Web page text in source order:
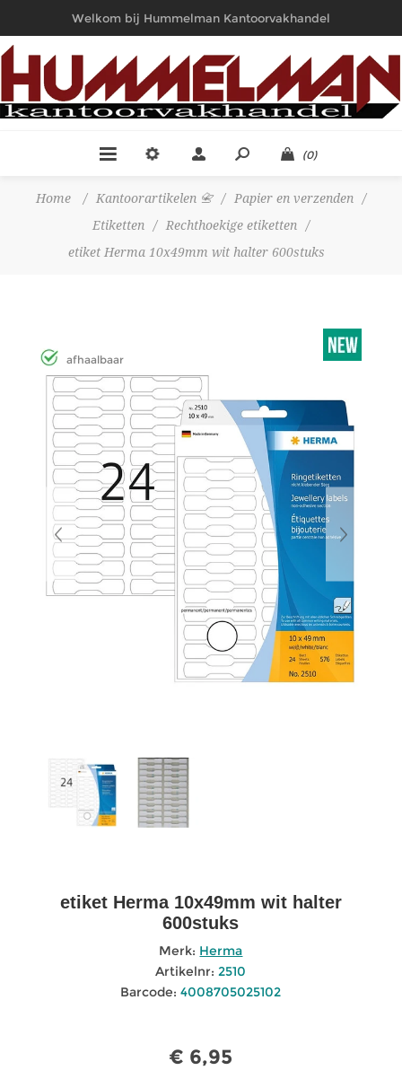
Welkom bij Hummelman Kantoorvakhandel
(0)
Home / Kantoorartikelen 📇 / Papier en verzenden
/
Etiketten
/ Rechthoekige etiketten
/
etiket Herma 10x49mm wit halter 600stuks
afhaalbaar
etiket Herma 10x49mm wit halter
600stuks
Merk: Herma
Artikelnr: 2510
Barcode: 4008705025102
€ 6,95